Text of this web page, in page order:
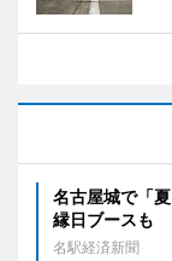
名古屋城で「
縁日ブースも
名駅経済新聞